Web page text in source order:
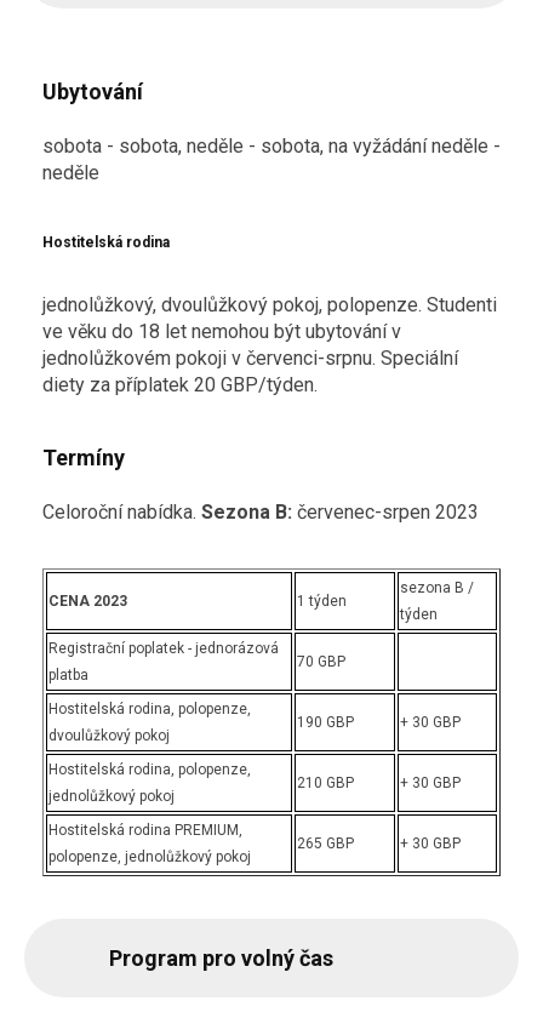
Ubytování
sobota - sobota, neděle - sobota, na vyžádání neděle -
neděle
Hostitelská rodina
jednolůžkový, dvoulůžkový pokoj, polopenze. Studenti
ve věku do 18 let nemohou být ubytování v
jednolůžkovém pokoji v červenci-srpnu. Speciální
diety za příplatek 20 GBP/týden.
Termíny
Celoroční nabídka. Sezona B: červenec-srpen 2023
CENA 2023 1 týden
sezona B /
týden
Registrační poplatek - jednorázová
platba
70 GBP
Hostitelská rodina, polopenze,
dvoulůžkový pokoj
190 GBP + 30 GBP
Hostitelská rodina, polopenze,
jednolůžkový pokoj
210 GBP + 30 GBP
Hostitelská rodina PREMIUM,
polopenze, jednolůžkový pokoj
265 GBP + 30 GBP
Program pro volný čas